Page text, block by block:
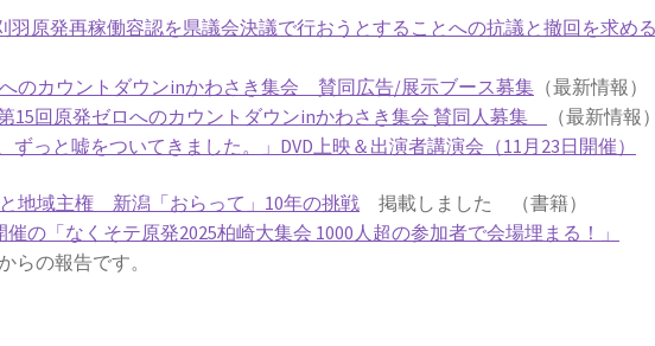
羽原発再稼働容認を県議会決議で行おうとすることへの抗議と撤回を求め
のカウントダウンinかわさき集会 賛同広告/展示ブース募集 （最新情報）
15回原発ゼロへのカウントダウンinかわさき集会 賛同人募集
（最新情報）
ずっと嘘をついてきました。」DVD上映＆出演者講演会（11月23日開催）
地域主権 新潟「おらって」10年の挑戦 掲載しました （書籍）
催の「なくそテ原発2025柏崎大集会 1000人超の参加者で会場埋まる！」
報告です。